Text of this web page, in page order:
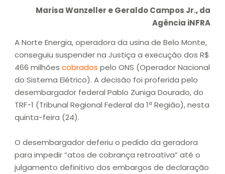
Marisa Wanzeller e Geraldo Campos Jr., da
Agência iNFRA
A Norte Energia, operadora da usina de Belo Monte,
conseguiu suspender na Justiça a execução dos R$
466 milhões cobrados pelo ONS (Operador Nacional
do Sistema Elétrico). A decisão foi proferida pelo
desembargador federal Pablo Zuniga Dourado, do
TRF-1 (Tribunal Regional Federal da 1ª Região), nesta
quinta-feira (24).
O desembargador deferiu o pedido da geradora
para impedir “atos de cobrança retroativa” até o
julgamento definitivo dos embargos de declaração